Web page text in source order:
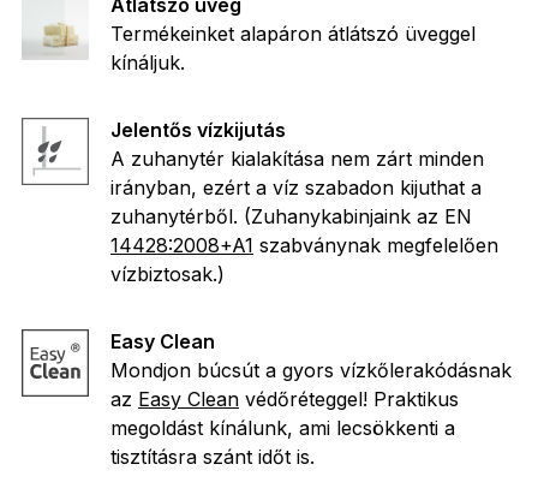
Átlátszó üveg
Termékeinket alapáron átlátszó üveggel
kínáljuk.
Jelentős vízkijutás
A zuhanytér kialakítása nem zárt minden
irányban, ezért a víz szabadon kijuthat a
zuhanytérből. (Zuhanykabinjaink az EN
14428:2008+A1 szabványnak megfelelően
vízbiztosak.)
Easy Clean
Mondjon búcsút a gyors vízkőlerakódásnak
az Easy Clean védőréteggel! Praktikus
megoldást kínálunk, ami lecsökkenti a
tisztításra szánt időt is.